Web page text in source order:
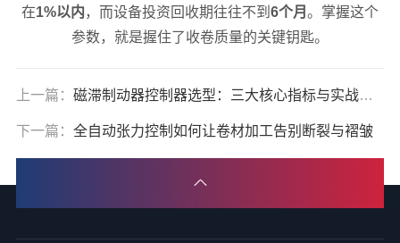
在1%以内 ，而设备投资回收期往往不到 6个月 。掌握这个
参数，就是握住了收卷质量的关键钥匙。
上一篇： 磁滞制动器控制器选型：三大核心指标与实战案例
下一篇： 全自动张力控制如何让卷材加工告别断裂与褶皱